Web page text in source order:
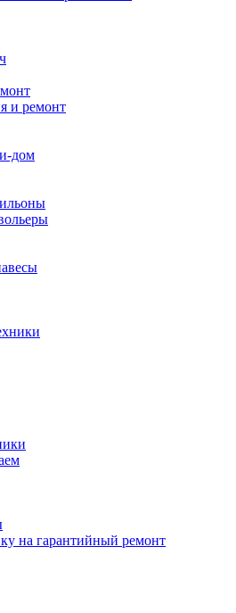
и ремонт
дом
на гарантийный ремонт